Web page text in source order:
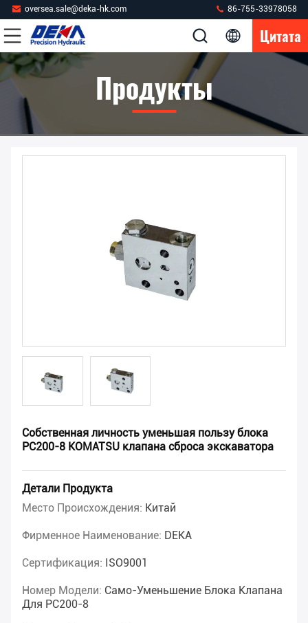
oversea.sale@deka-hk.com 86-755-33978058
Цитата
Продукты
Собственная личность уменьшая пользу блока
PC200-8 KOMATSU клапана сброса экскаватора
Детали Продукта
Место Происхождения: Китай
Фирменное Наименование: DEKA
Сертификация: ISO9001
Номер Модели: Само-Уменьшение Блока Клапана
Для PC200-8